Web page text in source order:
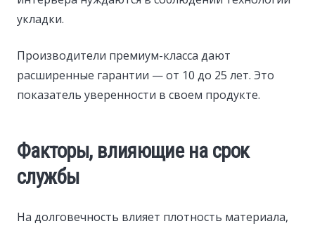
укладки.
Производители премиум-класса дают
расширенные гарантии — от 10 до 25 лет. Это
показатель уверенности в своем продукте.
Факторы, влияющие на срок
службы
На долговечность влияет плотность материала,